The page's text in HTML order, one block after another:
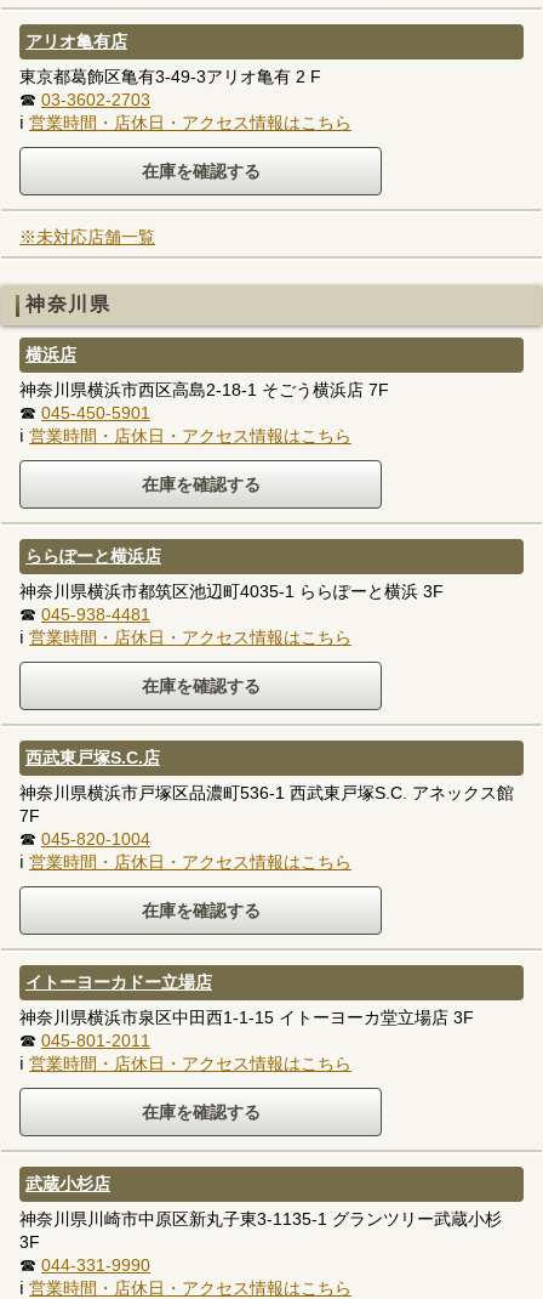
アリオ亀有店
東京都葛飾区亀有3-49-3アリオ亀有 2 F
☎ 03-3602-2703
ℹ 営業時間・店休日・アクセス情報はこちら
※未対応店舗一覧
神奈川県
横浜店
神奈川県横浜市西区高島2-18-1 そごう横浜店 7F
☎ 045-450-5901
ℹ 営業時間・店休日・アクセス情報はこちら
ららぽーと横浜店
神奈川県横浜市都筑区池辺町4035-1 ららぽーと横浜 3F
☎ 045-938-4481
ℹ 営業時間・店休日・アクセス情報はこちら
西武東戸塚S.C.店
神奈川県横浜市戸塚区品濃町536-1 西武東戸塚S.C. アネックス館
7F
☎ 045-820-1004
ℹ 営業時間・店休日・アクセス情報はこちら
イトーヨーカドー立場店
神奈川県横浜市泉区中田西1-1-15 イトーヨーカ堂立場店 3F
☎ 045-801-2011
ℹ 営業時間・店休日・アクセス情報はこちら
武蔵小杉店
神奈川県川崎市中原区新丸子東3-1135-1 グランツリー武蔵小杉
3F
☎ 044-331-9990
ℹ 営業時間・店休日・アクセス情報はこちら